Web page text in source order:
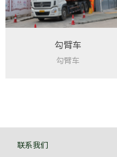
勾臂车
勾臂车
联系我们